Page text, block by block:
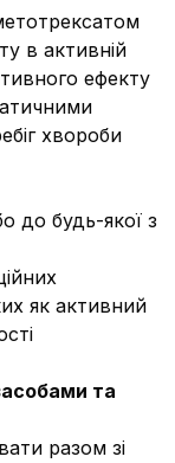
в активній
ефекту
хвороби
до будь-якої з
як активний
та
разом зі